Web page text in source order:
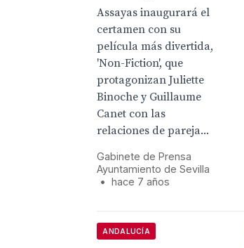
Assayas inaugurará el
certamen con su
película más divertida,
'Non-Fiction', que
protagonizan Juliette
Binoche y Guillaume
Canet con las
relaciones de pareja...
Gabinete de Prensa
Ayuntamiento de Sevilla
•
hace 7 años
ANDALUCÍA